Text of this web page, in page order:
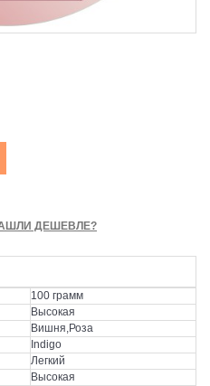
ДЕШЕВЛЕ?
100 грамм
Высокая
Вишня,Роза
Indigo
Легкий
Высокая